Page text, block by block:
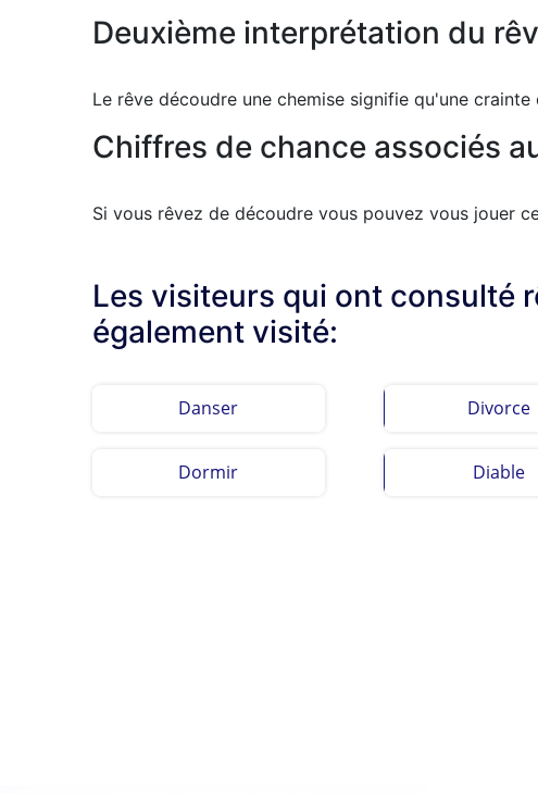
Deuxième interprétation du
Le rêve découdre une chemise signifie qu'une
Chiffres de chance associés
Si vous rêvez de découdre vous pouvez vous jouer
Les visiteurs qui ont consulté
également visité:
Danser Divorce
Dormir Diable